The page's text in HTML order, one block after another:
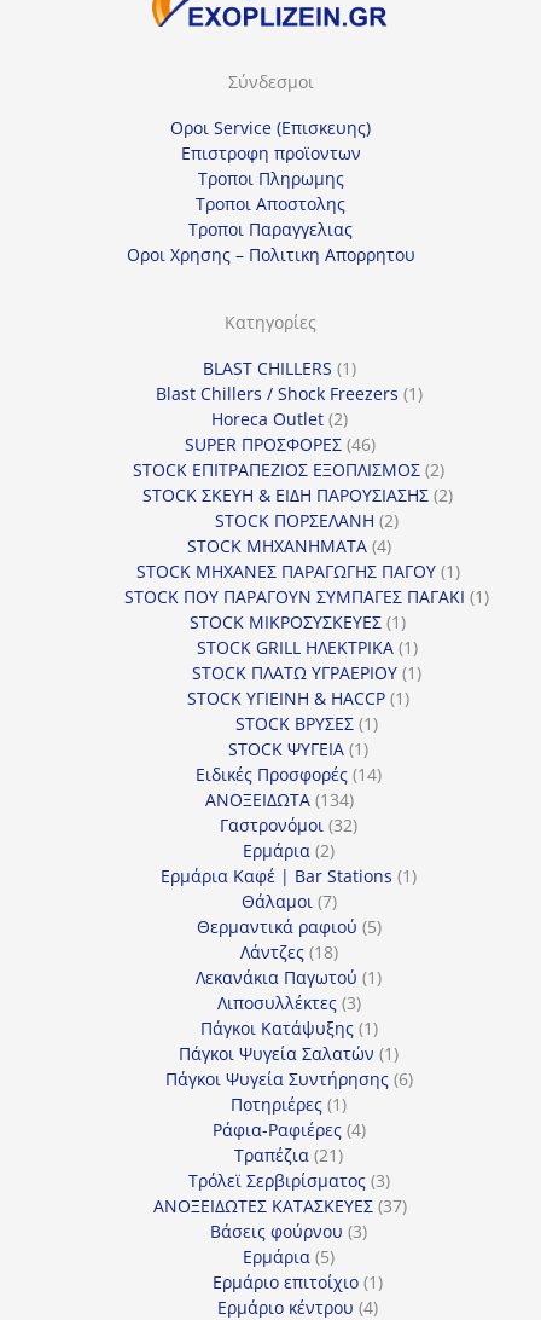
Σύνδεσμοι
Οροι Service (Επισκευης)
Επιστροφη προϊοντων
Τροποι Πληρωμης
Τροποι Αποστολης
Τροποι Παραγγελιας
Οροι Χρησης – Πολιτικη Απορρητου
Κατηγορίες
BLAST CHILLERS 11
προϊόν
Blast Chillers / Shock Freezers 11
Horeca Outlet 22
προϊόντα
SUPER ΠΡΟΣΦΟΡΕΣ 4646
προϊόντα
STOCK ΕΠΙΤΡΑΠΕΖΙΟΣ ΕΞΟΠΛΙΣΜΟΣ 22
προϊόντα
STOCK ΣΚΕΥΗ & ΕΙΔΗ ΠΑΡΟΥΣΙΑΣΗΣ 22
STOCK ΠΟΡΣΕΛΑΝΗ 22
STOCK ΜΗΧΑΝΗΜΑΤΑ 44
προϊόντα
STOCK ΜΗΧΑΝΕΣ ΠΑΡΑΓΩΓΗΣ ΠΑΓΟΥ 11
προϊόν
STOCK ΠΟΥ ΠΑΡΑΓΟΥΝ ΣΥΜΠΑΓΕΣ ΠΑΓΑΚΙ 11
STOCK ΜΙΚΡΟΣΥΣΚΕΥΕΣ 11
προϊόν
STOCK GRILL ΗΛΕΚΤΡΙΚΑ 11
προϊόν
STOCK ΠΛΑΤΩ ΥΓΡΑΕΡΙΟΥ 11
STOCK ΥΓΙΕΙΝΗ & HACCP 11
STOCK ΒΡΥΣΕΣ 11
STOCK ΨΥΓΕΙΑ 11
προϊόν
Ειδικές Προσφορές 1414
ΑΝΟΞΕΙΔΩΤΑ 134134
προϊόντα
Γαστρονόμοι 3232
Ερμάρια 22
προϊόντα
Ερμάρια Καφέ | Bar Stations 11
Θάλαμοι 77
προϊόντα
Θερμαντικά ραφιού 55
Λάντζες 1818
προϊόντα
Λεκανάκια Παγωτού 11
Λιποσυλλέκτες 33
προϊόντα
Πάγκοι Κατάψυξης 11
προϊόν
Πάγκοι Ψυγεία Σαλατών 11
προϊόν
Πάγκοι Ψυγεία Συντήρησης 66
Ποτηριέρες 11
προϊόν
Ράφια-Ραφιέρες 44
Τραπέζια 2121
προϊόντα
Τρόλεϊ Σερβιρίσματος 33
προϊόντα
ΑΝΟΞΕΙΔΩΤΕΣ ΚΑΤΑΣΚΕΥΕΣ 3737
Βάσεις φούρνου 33
Ερμάρια 55
προϊόντα
Ερμάριο επιτοίχιο 11
προϊόν
Ερμάριο κέντρου 44